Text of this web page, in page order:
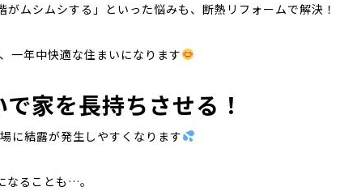
がムシムシする」といった悩みも、断熱リフォームで解決！
一年中快適な住まいになります
家を長持ちさせる！
に結露が発生しやすくなります
なることも…。